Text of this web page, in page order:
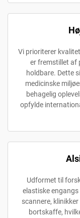
Vi prioriterer
er fremstillet af
holdbare. Dette
medicinske
behagelig
opfylde
Udformet til
elastiske
scannere,
bortskaffe,